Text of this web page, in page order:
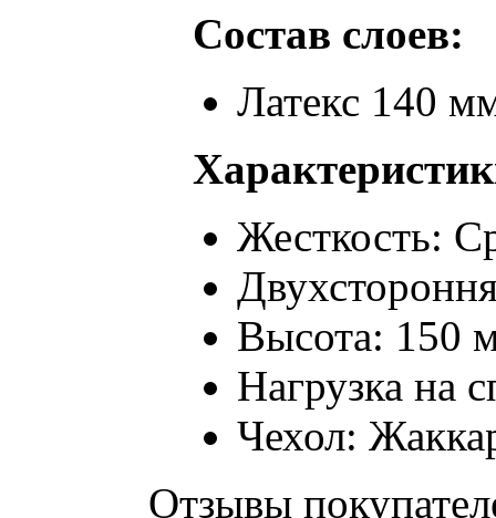
Состав слоев:
Латекс 140
Жесткость:
Высота: 150
Нагрузка на
Чехол:
Отзывы